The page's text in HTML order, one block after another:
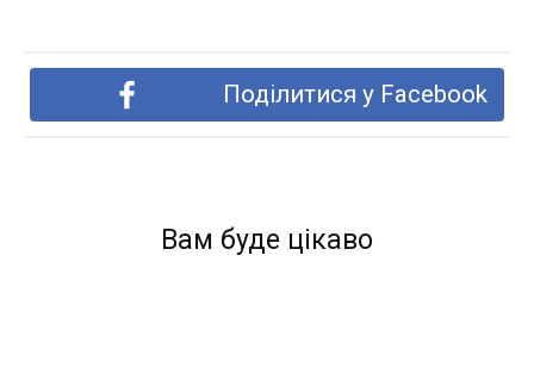
Поділитися у Facebook
Вам буде цікаво